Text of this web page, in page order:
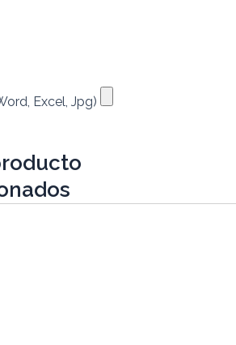
Excel, Jpg)